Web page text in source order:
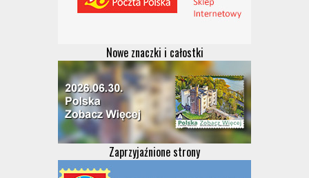
Nowe znaczki i całostki
Zaprzyjaźnione strony